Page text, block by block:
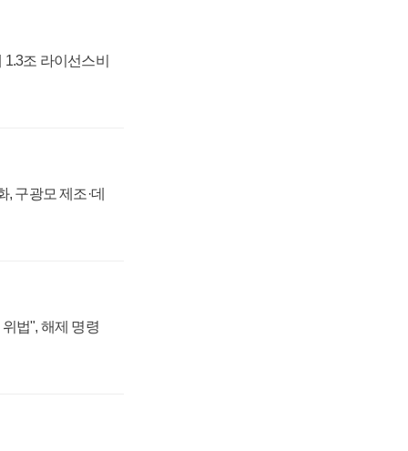
조 라이선스비
구광모 제조·데
법", 해제 명령